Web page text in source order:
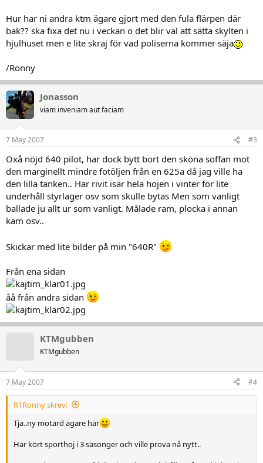
Hur har ni andra ktm ägare gjort med den fula flärpen där
bak?? ska fixa det nu i veckan o det blir väl att sätta skylten i
hjulhuset men e lite skraj för vad poliserna kommer säja
/Ronny
Jonasson
viam inveniam aut faciam
7 May 2007 #3
Oxå nöjd 640 pilot, har dock bytt bort den sköna soffan mot
den marginellt mindre fotöljen från en 625a då jag ville ha
den lilla tanken.. Har rivit isär hela hojen i vinter för lite
underhåll styrlager osv som skulle bytas Men som vanligt
ballade ju allt ur som vanligt. Målade ram, plocka i annan
kam osv..
Skickar med lite bilder på min "640R"
Från ena sidan
åå från andra sidan
KTMgubben
KTMgubben
7 May 2007 #4
R1Ronny skrev:
Tja..ny motard ägare här
Har kört sporthoj i 3 säsonger och ville prova nå nytt..